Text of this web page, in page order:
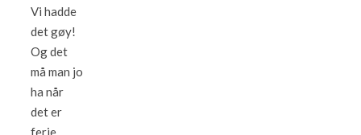
Vi hadde
det gøy!
Og det
må man jo
ha når
det er
ferie,